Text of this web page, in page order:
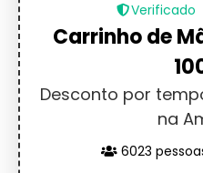
Verificado
Carrinho de
Desconto por
na
6023